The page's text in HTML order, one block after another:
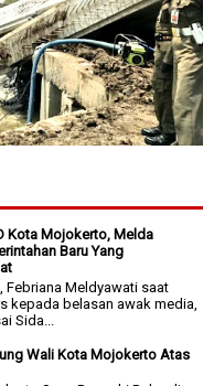
Kota Mojokerto, Melda
Baru Yang
Febriana Meldyawati saat
kepada belasan awak media,
Sida...
Wali Kota Mojokerto Atas